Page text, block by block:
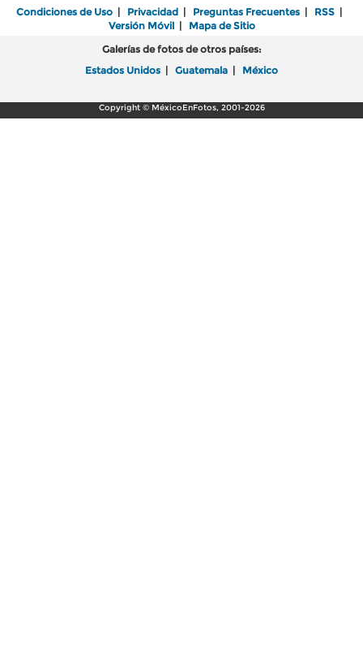
Condiciones de Uso | Privacidad | Preguntas Frecuentes | RSS |
Versión Móvil| Mapa de Sitio
Galerías de fotos de otros países:
Estados Unidos | Guatemala | México
Copyright © MéxicoEnFotos, 2001-2026